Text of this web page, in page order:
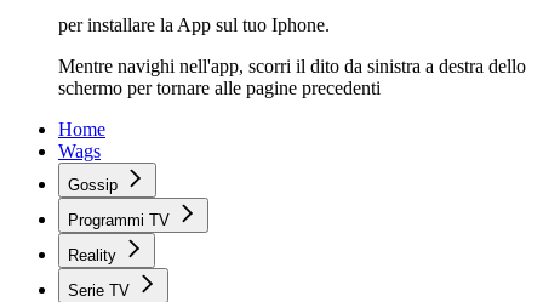
per installare la App sul tuo Iphone.
Mentre navighi nell'app, scorri il dito da sinistra a destra dello
schermo per tornare alle pagine precedenti
Home
Wags
Gossip
Programmi TV
Reality
Serie TV